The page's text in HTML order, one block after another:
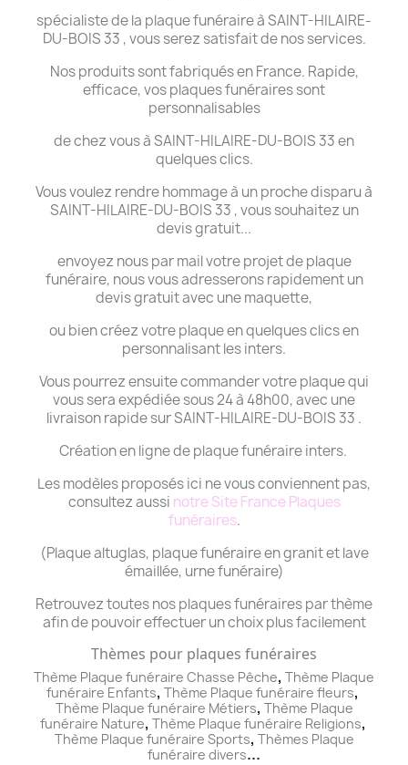
spécialiste de la plaque funéraire à SAINT-HILAIRE-
DU-BOIS 33 , vous serez satisfait de nos services.
Nos produits sont fabriqués en France. Rapide,
efficace, vos plaques funéraires sont
personnalisables
de chez vous à SAINT-HILAIRE-DU-BOIS 33 en
quelques clics.
Vous voulez rendre hommage à un proche disparu à
SAINT-HILAIRE-DU-BOIS 33 , vous souhaitez un
devis gratuit...
envoyez nous par mail votre projet de plaque
funéraire, nous vous adresserons rapidement un
devis gratuit avec une maquette,
ou bien créez votre plaque en quelques clics en
personnalisant les inters.
Vous pourrez ensuite commander votre plaque qui
vous sera expédiée sous 24 à 48h00, avec une
livraison rapide sur SAINT-HILAIRE-DU-BOIS 33 .
Création en ligne de plaque funéraire inters.
Les modèles proposés ici ne vous conviennent pas,
consultez aussi notre Site France Plaques
funéraires.
(Plaque altuglas, plaque funéraire en granit et lave
émaillée, urne funéraire)
Retrouvez toutes nos plaques funéraires par thème
afin de pouvoir effectuer un choix plus facilement
Thèmes pour plaques funéraires
Thème Plaque funéraire Chasse Pêche, Thème Plaque
funéraire Enfants, Thème Plaque funéraire fleurs,
Thème Plaque funéraire Métiers, Thème Plaque
funéraire Nature, Thème Plaque funéraire Religions,
Thème Plaque funéraire Sports, Thèmes Plaque
funéraire divers...